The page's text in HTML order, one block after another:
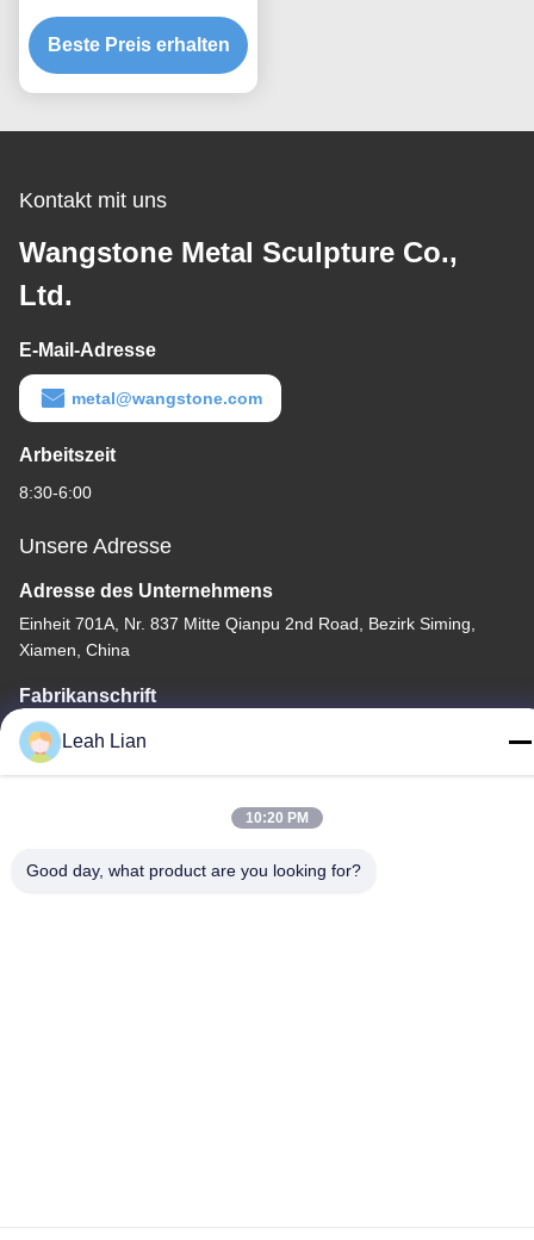
Beste Preis erhalten
Kontakt mit uns
Wangstone Metal Sculpture Co.,
Ltd.
E-Mail-Adresse
metal@wangstone.com
Arbeitszeit
8:30-6:00
Unsere Adresse
Adresse des Unternehmens
Einheit 701A, Nr. 837 Mitte Qianpu 2nd Road, Bezirk Siming,
Xiamen, China
Fabrikanschrift
Nr. 72, Yongjun Road, Dorf Wufeng, Stadt Chongwu, Quanzhou,
Fujian, China
Leah Lian
10:20 PM
Good day, what product are you looking for?